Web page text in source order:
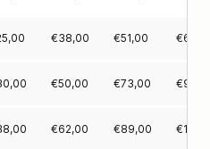
€38,00 €51,00 €
€50,00 €73,00 €
€62,00 €89,00 €